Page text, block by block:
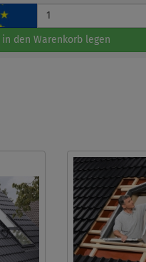
in den Warenkorb legen